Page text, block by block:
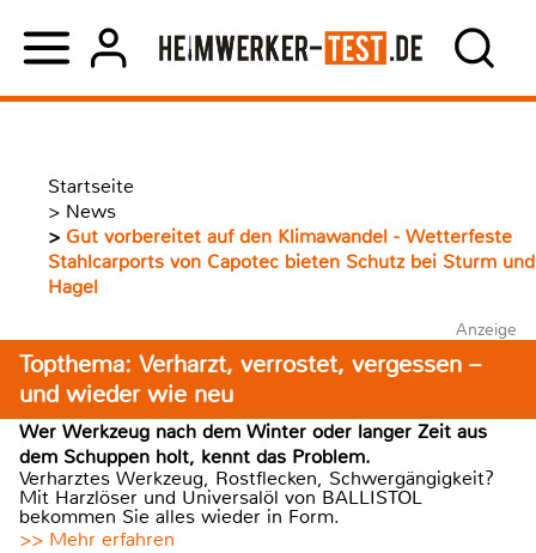
Startseite
> News
> Gut vorbereitet auf den Klimawandel - Wetterfeste
Stahlcarports von Capotec bieten Schutz bei Sturm und
Hagel
Anzeige
Topthema: Verharzt, verrostet, vergessen –
und wieder wie neu
Wer Werkzeug nach dem Winter oder langer Zeit aus
dem Schuppen holt, kennt das Problem.
Verharztes Werkzeug, Rostflecken, Schwergängigkeit?
Mit Harzlöser und Universalöl von BALLISTOL
bekommen Sie alles wieder in Form.
>> Mehr erfahren